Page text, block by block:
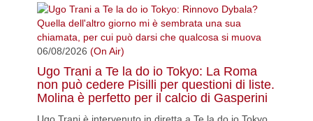
06/08/2026 (On Air)
Ugo Trani a Te la do io Tokyo: La Roma
non può cedere Pisilli per questioni di liste.
Molina è perfetto per il calcio di Gasperini